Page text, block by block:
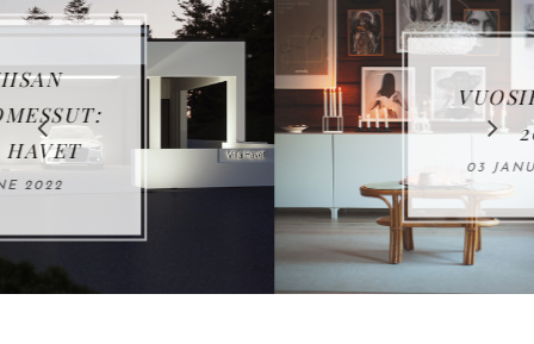
VUOSIKATSAUS